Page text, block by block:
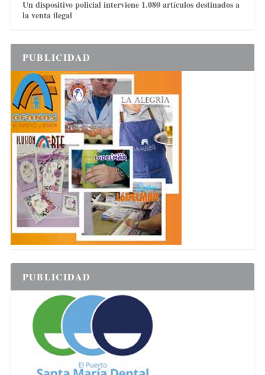
Un dispositivo policial interviene 1.080 artículos destinados a
la venta ilegal
PUBLICIDAD
PUBLICIDAD